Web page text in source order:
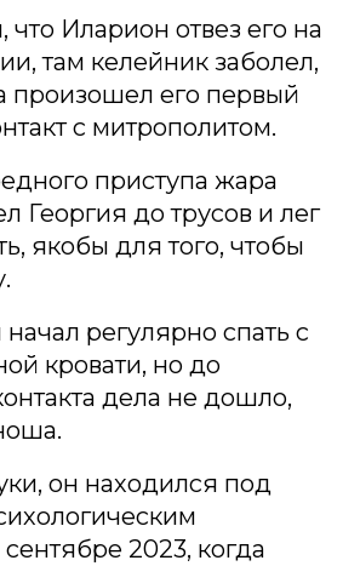
Иларион отвез его на
там келейник заболел,
произошел его первый
с митрополитом.
приступа жара
Георгия до трусов и лег
якобы для того, чтобы
начал регулярно спать с
кровати, но до
дела не дошло,
он находился под
2023, когда